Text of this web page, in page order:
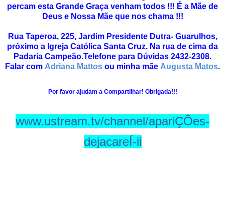
percam esta Grande Graça venham todos !!! É a Mãe de
Deus e Nossa Mãe que nos chama !!!
Rua Taperoa, 225, Jardim Presidente Dutra- Guarulhos,
próximo a Igreja Católica Santa Cruz. Na rua de cima da
Padaria Campeão.Telefone para Dúvidas 2432-2308.
Falar com Adriana Mattos ou minha mãe Augusta Matos.
Por favor ajudam a Compartilhar! Obrigada!!!
www.ustream.tv/channel/apariÇÕes-
dejacareÍ-ii